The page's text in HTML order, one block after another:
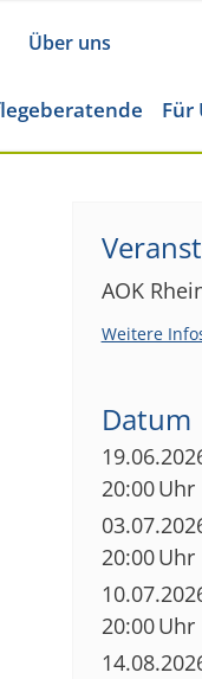
Über uns
Für
AOK
Weitere
Datum
20:00 Uhr
20:00 Uhr
20:00 Uhr